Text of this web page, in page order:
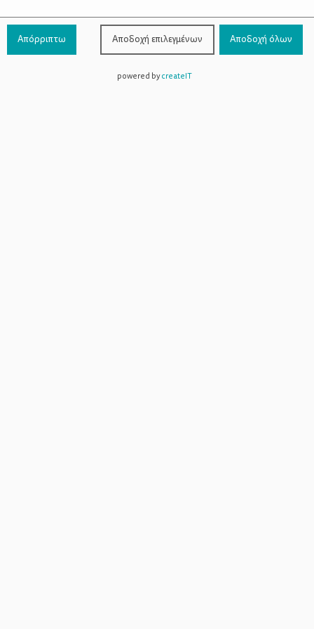
καραμελωμένα φουντούκια
Απόρριπτω Αποδοχή επιλεγμένων Αποδοχή όλων
powered bycreateIT